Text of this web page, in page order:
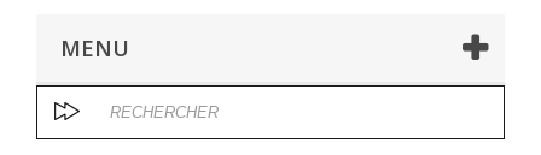
MENU